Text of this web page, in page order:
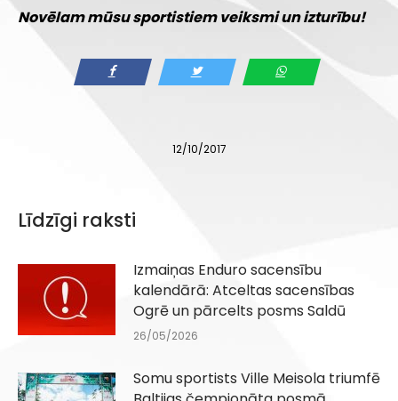
Novēlam mūsu sportistiem veiksmi un izturību!
12/10/2017
Līdzīgi raksti
Izmaiņas Enduro sacensību
kalendārā: Atceltas sacensības
Ogrē un pārcelts posms Saldū
26/05/2026
Somu sportists Ville Meisola triumfē